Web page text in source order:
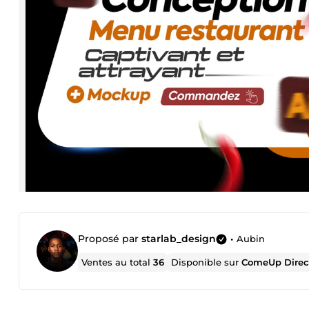
Proposé par starlab_design • Aubin
Ventes au total36 Disponible surComeUp